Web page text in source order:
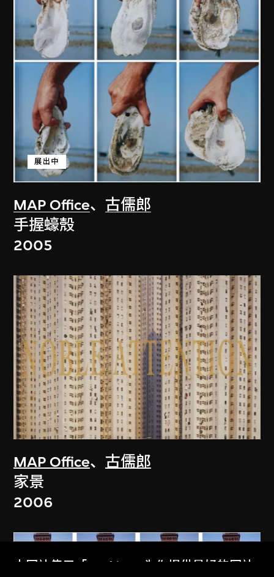
MAP Office、 古儒郎
展出中
手握蠔殼
2005
MAP Office、 古儒郎
家景
2006
本网站使用「Cookies」为你提供最好的网站